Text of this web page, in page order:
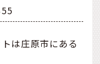
は庄原市にある